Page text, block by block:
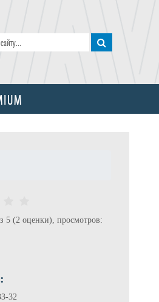
5 (2 оценки), просмотров:
32